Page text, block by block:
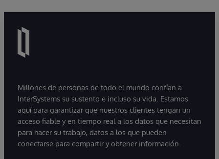
interacciones en lenguaje natural. A medida que
la IA a utilizarla en entornos de producción,
estos sistemas acceso a información fiable,
actualizada y preparada para su uso
empresarial.
Millones de personas de todo el mundo confían a
InterSystems su sustento e incluso su vida. Estamos
aquí para garantizar que nuestros clientes tengan un
acceso fiable y en tiempo real a los datos que necesitan
para hacer su trabajo, datos a los que pueden
conectarse para compartir y obtener información.